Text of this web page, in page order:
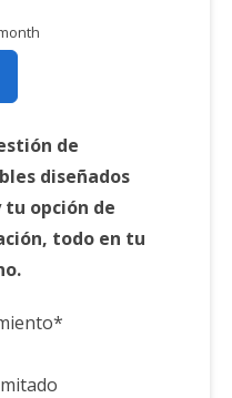
de
diseñados
opción de
todo en tu